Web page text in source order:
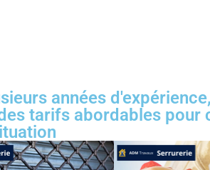
années
tarifs abordables pour